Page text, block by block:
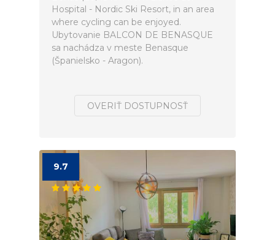
Hospital - Nordic Ski Resort, in an area
where cycling can be enjoyed.
Ubytovanie BALCON DE BENASQUE
sa nachádza v meste Benasque
(Španielsko - Aragon).
OVERIŤ DOSTUPNOSŤ
9.7